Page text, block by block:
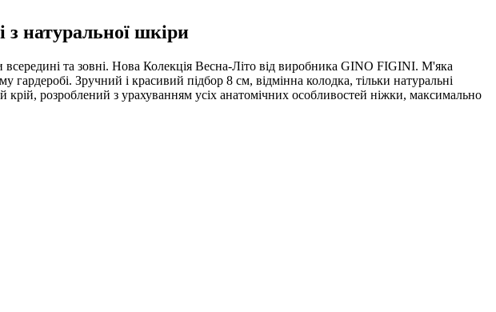
з натуральної шкіри
всередині та зовні. Нова Колекція Весна-Літо від виробника GINO FIGINI. М'яка
Зручний і красивий підбор 8 см, відмінна колодка, тільки натуральні
розроблений з урахуванням усіх анатомічних особливостей ніжки, максимально